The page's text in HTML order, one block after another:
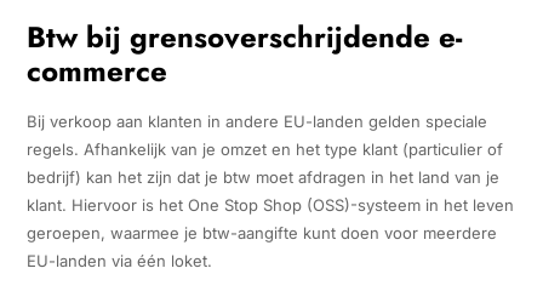
Btw bij grensoverschrijdende e-
commerce
Bij verkoop aan klanten in andere EU-landen gelden speciale
regels. Afhankelijk van je omzet en het type klant (particulier of
bedrijf) kan het zijn dat je btw moet afdragen in het land van je
klant. Hiervoor is het One Stop Shop (OSS)-systeem in het leven
geroepen, waarmee je btw-aangifte kunt doen voor meerdere
EU-landen via één loket.